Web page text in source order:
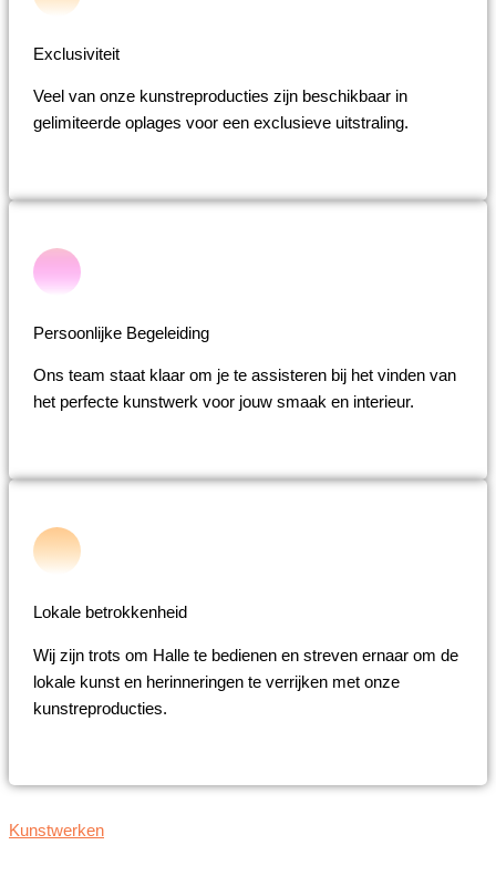
Exclusiviteit
Veel van onze kunstreproducties zijn beschikbaar in
gelimiteerde oplages voor een exclusieve uitstraling.
Persoonlijke Begeleiding
Ons team staat klaar om je te assisteren bij het vinden van
het perfecte kunstwerk voor jouw smaak en interieur.
Lokale betrokkenheid
Wij zijn trots om Halle te bedienen en streven ernaar om de
lokale kunst en herinneringen te verrijken met onze
kunstreproducties.
Kunstwerken